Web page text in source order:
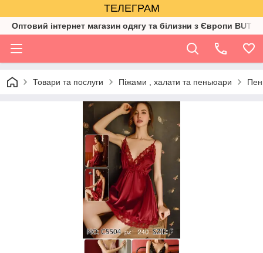
ТЕЛЕГРАМ
Оптовий інтернет магазин одягу та білизни з Європи BUTIK
Товари та послуги Піжами , халати та пеньюари